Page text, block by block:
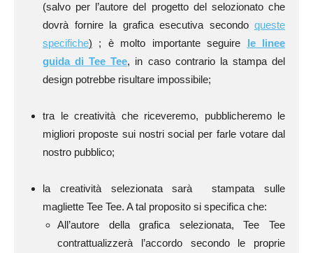
(salvo per l’autore del progetto del selozionato che
dovrà fornire la grafica esecutiva secondo queste
specifiche) ; è molto importante seguire
le linee
guida di Tee Tee, in caso contrario la stampa del
design potrebbe risultare impossibile;
tra le creatività che riceveremo, pubblicheremo le
migliori proposte sui nostri social per farle votare dal
nostro pubblico;
la creatività selezionata sarà stampata sulle
magliette Tee Tee. A tal proposito si specifica che:
All’autore della grafica selezionata, Tee Tee
contrattualizzerà l’accordo secondo le proprie